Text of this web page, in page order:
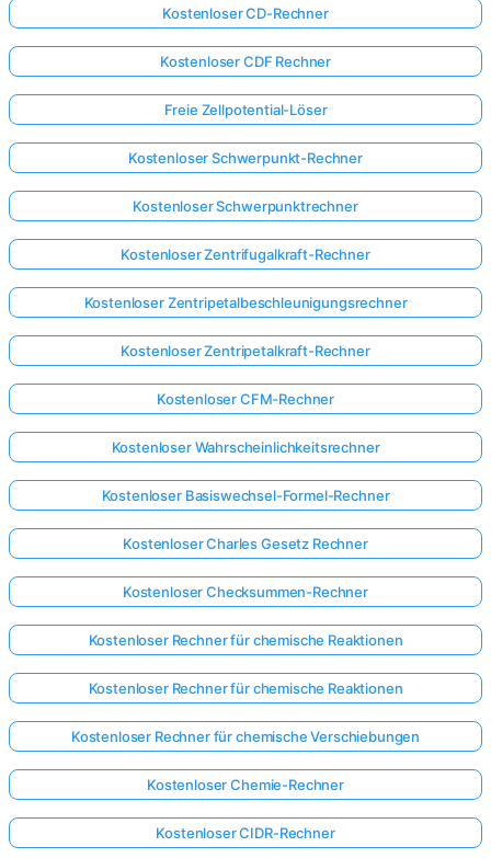
Kostenloser CD-Rechner
Kostenloser CDF Rechner
Freie Zellpotential-Löser
Kostenloser Schwerpunkt-Rechner
Kostenloser Schwerpunktrechner
Kostenloser Zentrifugalkraft-Rechner
Kostenloser Zentripetalbeschleunigungsrechner
Kostenloser Zentripetalkraft-Rechner
Kostenloser CFM-Rechner
Kostenloser Wahrscheinlichkeitsrechner
Kostenloser Basiswechsel-Formel-Rechner
Kostenloser Charles Gesetz Rechner
Kostenloser Checksummen-Rechner
Kostenloser Rechner für chemische Reaktionen
Kostenloser Rechner für chemische Reaktionen
Kostenloser Rechner für chemische Verschiebungen
Kostenloser Chemie-Rechner
Kostenloser CIDR-Rechner